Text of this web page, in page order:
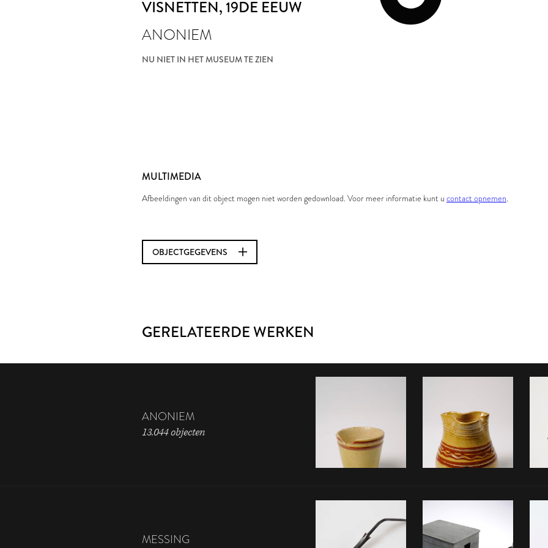
VISNETTEN, 19DE EEUW
ANONIEM
NU NIET IN HET MUSEUM TE ZIEN
MULTIMEDIA
Afbeeldingen van dit object mogen niet worden gedownload. Voor meer informatie kunt u contact opnemen.
OBJECTGEGEVENS
GERELATEERDE WERKEN
ANONIEM
13.044 objecten
MESSING